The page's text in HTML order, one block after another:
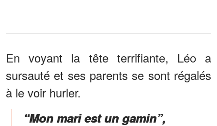
En voyant la tête terrifiante, Léo a
sursauté et ses parents se sont régalés
à le voir hurler.
“Mon mari est un gamin”,